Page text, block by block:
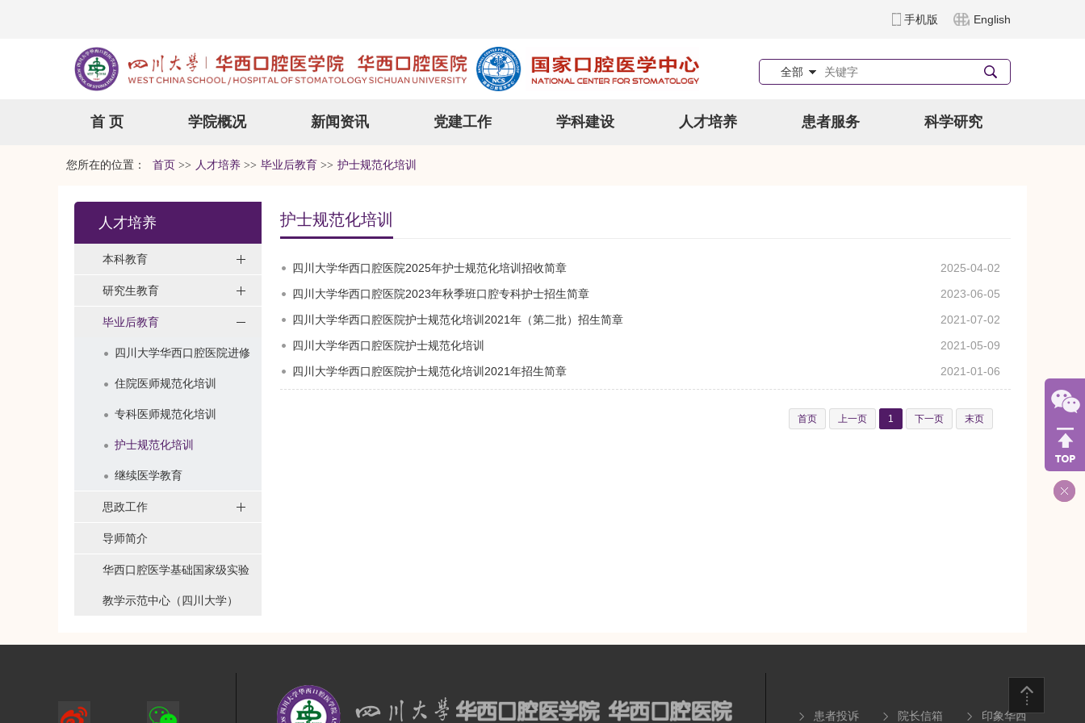
手机版 English
全部
首 页 学院概况 新闻资讯 党建工作 学科建设 人才培养 患者服务 科学研究
您所在的位置： 首页 >> 人才培养 >> 毕业后教育 >> 护士规范化培训
人才培养
本科教育
研究生教育
毕业后教育
四川大学华西口腔医院进修
住院医师规范化培训
专科医师规范化培训
护士规范化培训
继续医学教育
思政工作
导师简介
华西口腔医学基础国家级实验
教学示范中心（四川大学）
护士规范化培训
四川大学华西口腔医院2025年护士规范化培训招收简章
2025-04-02
四川大学华西口腔医院2023年秋季班口腔专科护士招生简章
2023-06-05
四川大学华西口腔医院护士规范化培训2021年（第二批）招生简章
2021-07-02
四川大学华西口腔医院护士规范化培训
2021-05-09
四川大学华西口腔医院护士规范化培训2021年招生简章
2021-01-06
首页 上一页 1 下一页 末页
患者投诉 院长信箱 印象华西